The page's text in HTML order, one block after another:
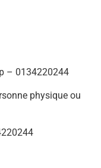
– 0134220244
physique ou